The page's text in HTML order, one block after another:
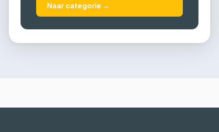
Naar categorie →